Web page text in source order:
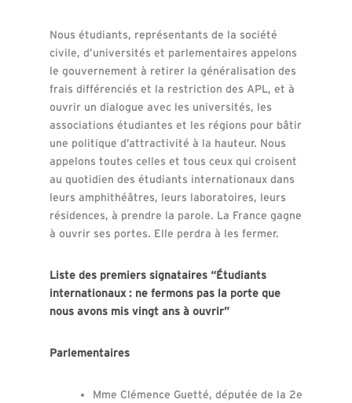
Nous étudiants, représentants de la société
civile, d’universités et parlementaires appelons
le gouvernement à retirer la généralisation des
frais différenciés et la restriction des APL, et à
ouvrir un dialogue avec les universités, les
associations étudiantes et les régions pour bâtir
une politique d’attractivité à la hauteur. Nous
appelons toutes celles et tous ceux qui croisent
au quotidien des étudiants internationaux dans
leurs amphithéâtres, leurs laboratoires, leurs
résidences, à prendre la parole. La France gagne
à ouvrir ses portes. Elle perdra à les fermer.
Liste des premiers signataires “Étudiants
internationaux : ne fermons pas la porte que
nous avons mis vingt ans à ouvrir”
Parlementaires
Mme Clémence Guetté, députée de la 2e